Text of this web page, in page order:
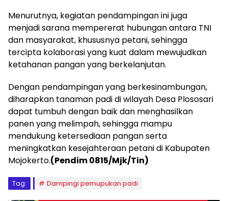
Menurutnya, kegiatan pendampingan ini juga
menjadi sarana mempererat hubungan antara TNI
dan masyarakat, khususnya petani, sehingga
tercipta kolaborasi yang kuat dalam mewujudkan
ketahanan pangan yang berkelanjutan.
Dengan pendampingan yang berkesinambungan,
diharapkan tanaman padi di wilayah Desa Plososari
dapat tumbuh dengan baik dan menghasilkan
panen yang melimpah, sehingga mampu
mendukung ketersediaan pangan serta
meningkatkan kesejahteraan petani di Kabupaten
Mojokerto.(Pendim 0815/Mjk/Tin)
Tag: Dampingi pemupukan padi